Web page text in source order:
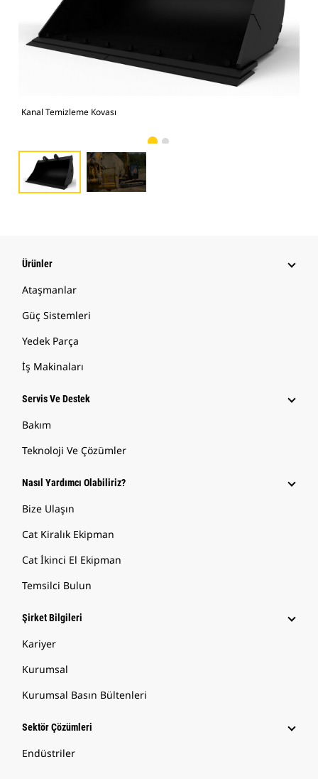
Kanal Temizleme Kovası
Ürünler
Ataşmanlar
Güç Sistemleri
Yedek Parça
İş Makinaları
Servis Ve Destek
Bakım
Teknoloji Ve Çözümler
Nasıl Yardımcı Olabiliriz?
Bize Ulaşın
Cat Kiralık Ekipman
Cat İkinci El Ekipman
Temsilci Bulun
Şirket Bilgileri
Kariyer
Kurumsal
Kurumsal Basın Bültenleri
Sektör Çözümleri
Endüstriler